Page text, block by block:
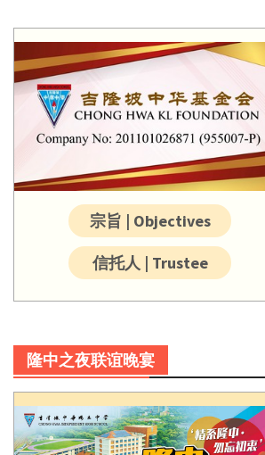
宗旨 | Objectives
信托人 | Trustee
隆中之夜联谊晚宴